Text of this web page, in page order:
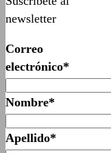
newsletter
Correo
electrónico*
Nombre*
Apellido*